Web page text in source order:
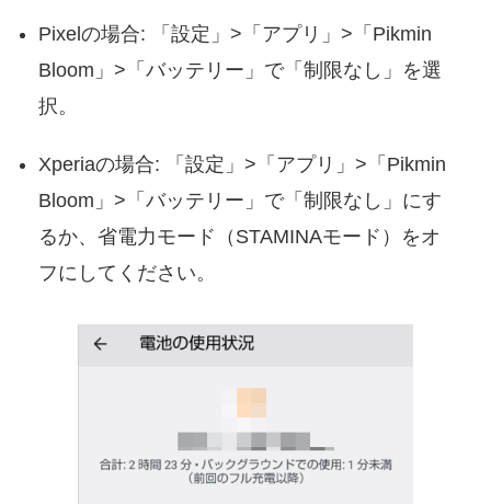
Pixelの場合: 「設定」>「アプリ」>「Pikmin
Bloom」>「バッテリー」で「制限なし」を選
択。
Xperiaの場合: 「設定」>「アプリ」>「Pikmin
Bloom」>「バッテリー」で「制限なし」にす
るか、省電力モード（STAMINAモード）をオ
フにしてください。